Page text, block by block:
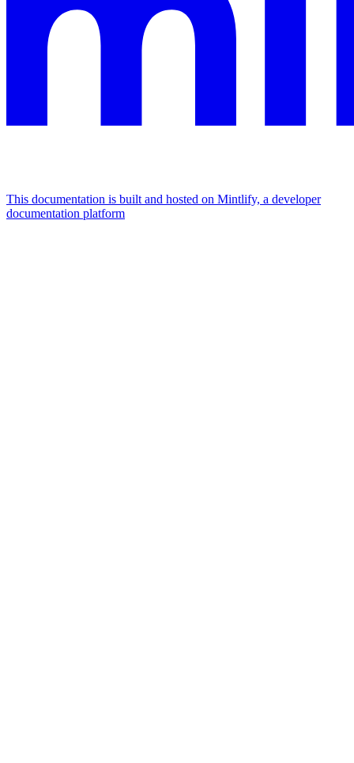
This documentation is built and hosted on Mintlify, a developer
documentation platform